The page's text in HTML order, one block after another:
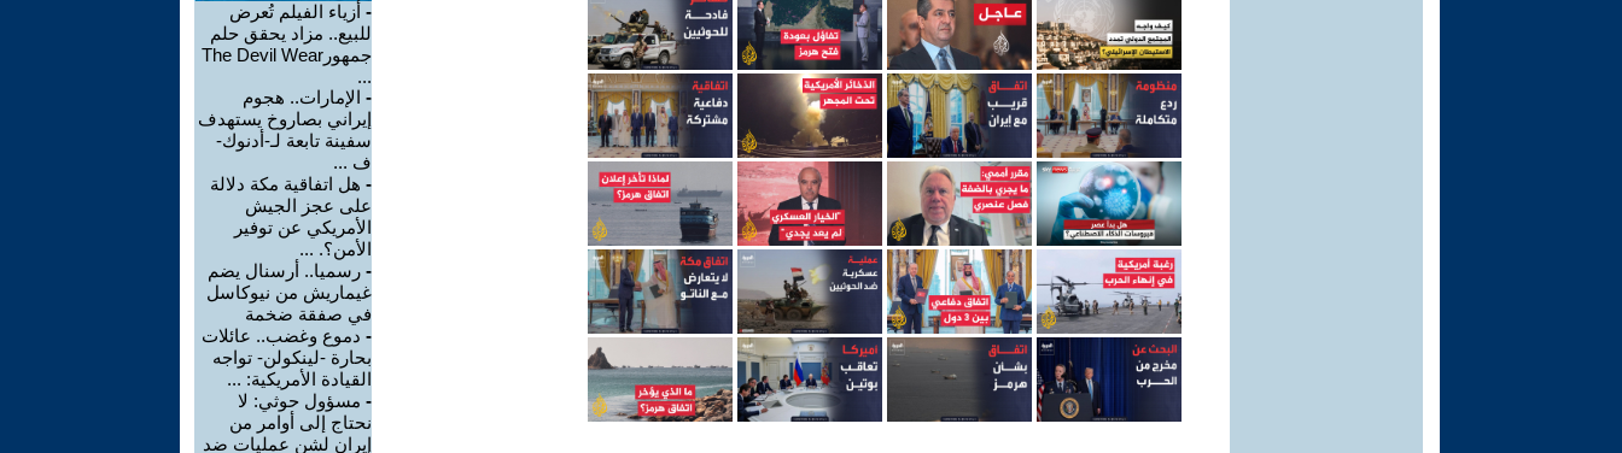
- أزياء الفيلم تُعرض
للبيع.. مزاد يحقق حلم
جمهورThe Devil Wear
...
- الإمارات.. هجوم
إيراني بصاروخ يستهدف
سفينة تابعة لـ-أدنوك-
ف ...
- هل اتفاقية مكة دلالة
على عجز الجيش
الأمريكي عن توفير
الأمن؟. ...
- رسميا.. أرسنال يضم
غيماريش من نيوكاسل
في صفقة ضخمة
- دموع وغضب.. عائلات
بحارة -لينكولن- تواجه
القيادة الأمريكية: ...
- مسؤول حوثي: لا
نحتاج إلى أوامر من
إيران لشن عمليات ضد